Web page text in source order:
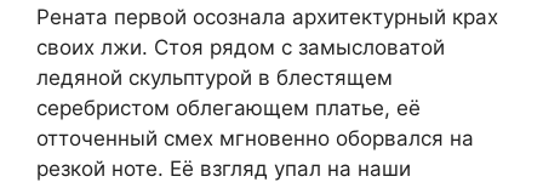
Рената первой осознала архитектурный крах
своих лжи. Стоя рядом с замысловатой
ледяной скульптурой в блестящем
серебристом облегающем платье, её
отточенный смех мгновенно оборвался на
резкой ноте. Её взгляд упал на наши